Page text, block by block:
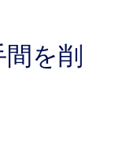
を削